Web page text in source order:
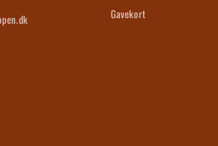
Gavekort